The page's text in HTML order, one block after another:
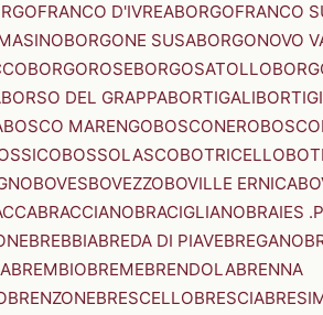
D'IVREABORGOFRANCO
BORGONE SUSABORGONOVO
BORGOROSEBORGOSATOLLO
BORSO DEL GRAPPABORTIGALI
BOSCO MARENGOBOSCONERO
BOSSOLASCOBOTRICELLO
BOVESBOVEZZOBOVILLE ERNICA
BRACCIANOBRACIGLIANOBRAIES
BREBBIABREDA DI PIAVEBREGANO
BREMBIOBREMEBRENDOLABRENNA
BRENZONEBRESCELLOBRESCIA